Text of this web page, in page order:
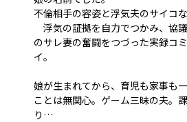
不倫相手の容姿と浮気夫のサイコ
浮気の証拠を自力でつかみ、協
のサレ妻の奮闘をつづった実録コ
イ。
娘が生まれてから、育児も家事も
ことは無関心。ゲーム三昧の夫。
り…